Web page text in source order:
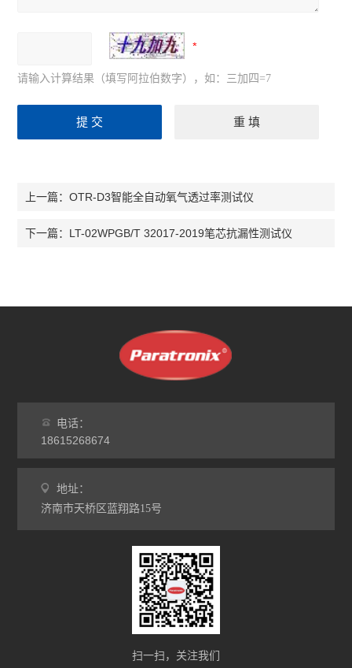
请输入计算结果（填写阿拉伯数字），如：三加四=7
上一篇：OTR-D3智能全自动氧气透过率测试仪
下一篇： LT-02WPGB/T 32017-2019笔芯抗漏性测试仪
电话：
18615268674
地址：
济南市天桥区蓝翔路15号
扫一扫，关注我们